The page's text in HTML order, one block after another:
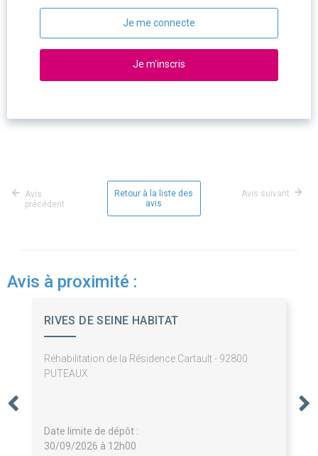
Je me connecte
Je m'inscris
Avis
précédent
Retour à la liste des
avis
Avis suivant
Avis à proximité :
RIVES DE SEINE HABITAT
Réhabilitation de la Résidence Cartault - 92800
PUTEAUX
Date limite de dépôt :
30/09/2026 à 12h00